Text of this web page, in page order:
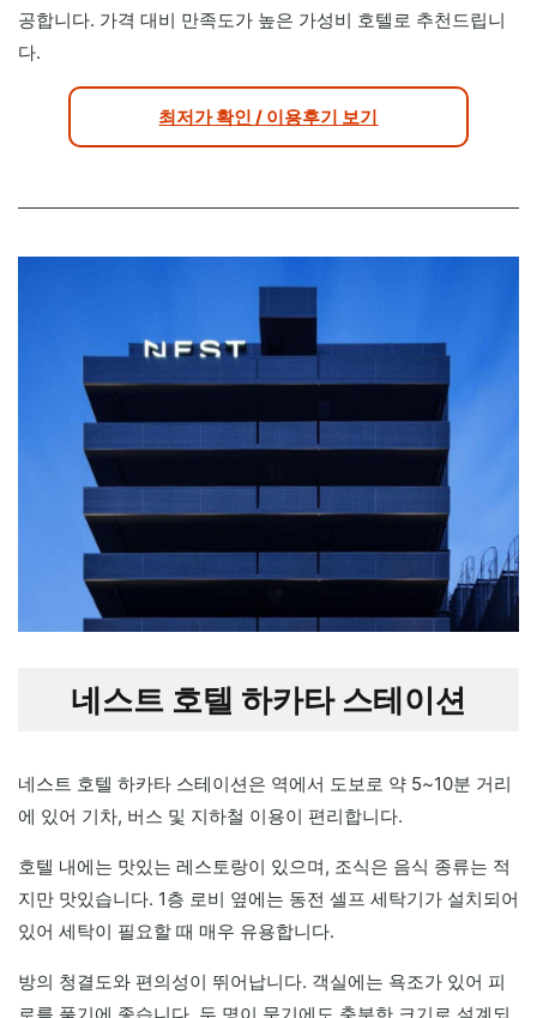
공합니다. 가격 대비 만족도가 높은 가성비 호텔로 추천드립니
다.
최저가 확인 / 이용후기 보기
네스트 호텔 하카타 스테이션
네스트 호텔 하카타 스테이션은 역에서 도보로 약 5~10분 거리
에 있어 기차, 버스 및 지하철 이용이 편리합니다.
호텔 내에는 맛있는 레스토랑이 있으며, 조식은 음식 종류는 적
지만 맛있습니다. 1층 로비 옆에는 동전 셀프 세탁기가 설치되어
있어 세탁이 필요할 때 매우 유용합니다.
방의 청결도와 편의성이 뛰어납니다. 객실에는 욕조가 있어 피